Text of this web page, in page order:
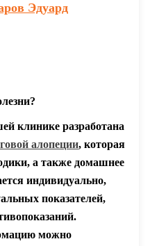
Эдуард
клинике разработана
алопеции, которая
а также домашнее
индивидуально,
показателей,
можно